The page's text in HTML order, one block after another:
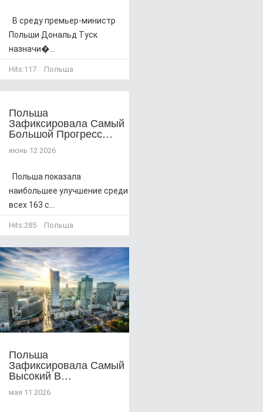
В среду премьер-министр
Польши Дональд Туск
назначи�...
Hits:117 Польша
Польша
Зафиксировала Самый
Большой Прогресс…
июнь 12 2026
Польша показала
наибольшее улучшение среди
всех 163 с...
Hits:285 Польша
Польша
Зафиксировала Самый
Высокий В…
мая 11 2026